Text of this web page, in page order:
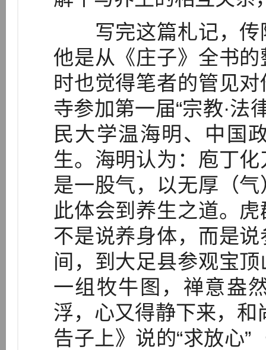
写完这篇札记，传
他是从《庄子》全书
时也觉得笔者的管见
寺参加第一届“宗教·法
民大学温海明、中国
生。海明认为：庖丁
是一股气，以无厚（
此体会到养生之道。
不是说养身体，而是
间，到大足县参观宝
一组牧牛图，禅意盎
浮，心又得静下来，和
告子上》说的“求放心”